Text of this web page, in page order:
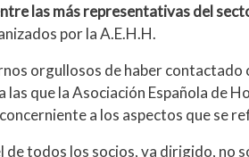
las más representativas del
por la A.E.H.H.
orgullosos de haber contactado
las que la Asociación Española de
a los aspectos que se
todos los socios, va dirigido, no